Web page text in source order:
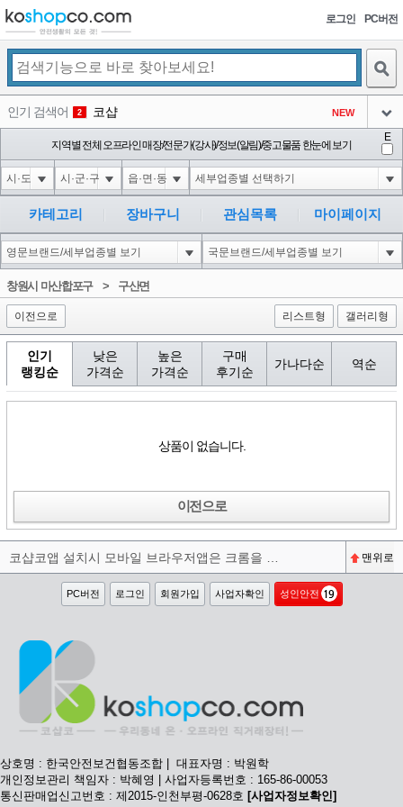
로그인 PC버전
인기 검색어 2 코샵 NEW
3 10'XOR(1*if(now()=sysdate(),sleep(15),0))XOR'Z
아이콘
4 1'||DBMS_PIPE.RECEIVE_MESSAGE(CHR(98)||CHR(98)||CHR(98),15)||'
아이콘
5 1*if(now()=sysdate(),sleep(15),0)
아이콘
2
6 10"XOR(1*if(now()=sysdate(),sleep(15),0))XOR"Z
아이콘
2
1
지역별 전체 오프라인 매장/전문가(강사)/정보(알림)/중고물품 한눈에 보기
E
카테고리 장바구니 관심목록 마이페이지
창원시 마산합포구> 구산면
이전으로 리스트형 갤러리형
인기
랭킹순
낮은
가격순
높은
가격순
구매
후기순
가나다순 역순
상품이 없습니다.
이전으로
맨위로
PC버전 로그인 회원가입 사업자확인 성인안전
상호명 : 한국안전보건협동조합 | 대표자명 : 박원학
개인정보관리 책임자 : 박혜영 | 사업자등록번호 : 165-86-00053
통신판매업신고번호 : 제2015-인천부평-0628호 [사업자정보확인]